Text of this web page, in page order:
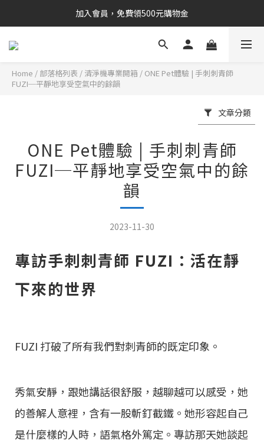
加入會員，免費領500元購物金
Home / 部落格列表 / 清淨機專業開箱 / ONE Pet體驗 | 手刺刺青師
FUZI─平靜地享受空氣中的餘韻
文章分類
ONE Pet體驗 | 手刺刺青師
FUZI─平靜地享受空氣中的餘
韻
2023-11-30
專訪手刺刺青師 FUZI：活在靜
下來的世界
FUZI 打破了所有我們對刺青師的既定印象。
秀氣安靜，跟她講話很舒服，越聊越可以感受，她
的善解人意裡，含有一股斬釘截鐵。她形容起自己
是什麼樣的人時，語氣格外篤定。專訪那天她談起